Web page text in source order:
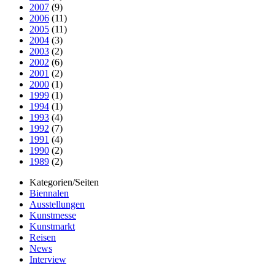
2007 (9)
2006 (11)
2005 (11)
2004 (3)
2003 (2)
2002 (6)
2001 (2)
2000 (1)
1999 (1)
1994 (1)
1993 (4)
1992 (7)
1991 (4)
1990 (2)
1989 (2)
Kategorien/Seiten
Biennalen
Ausstellungen
Kunstmesse
Kunstmarkt
Reisen
News
Interview